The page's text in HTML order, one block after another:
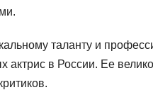
таланту и
актрис в России. Ее